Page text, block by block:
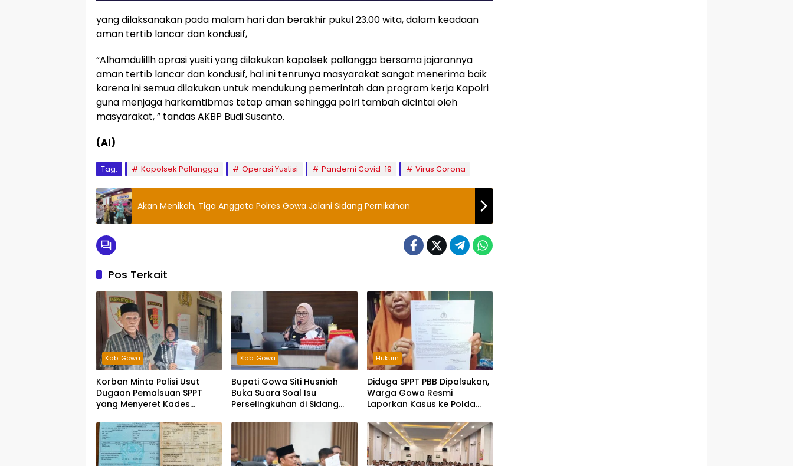
yang dilaksanakan pada malam hari dan berakhir pukul 23.00 wita, dalam keadaan
aman tertib lancar dan kondusif,
“Alhamdulillh oprasi yusiti yang dilakukan kapolsek pallangga bersama jajarannya
aman tertib lancar dan kondusif, hal ini tenrunya masyarakat sangat menerima baik
karena ini semua dilakukan untuk mendukung pemerintah dan program kerja Kapolri
guna menjaga harkamtibmas tetap aman sehingga polri tambah dicintai oleh
masyarakat, ” tandas AKBP Budi Susanto.
(Al)
Tag: Kapolsek Pallangga Operasi Yustisi Pandemi Covid-19 Virus Corona
Akan Menikah, Tiga Anggota Polres Gowa Jalani Sidang Pernikahan
Pos Terkait
Kab. Gowa
Korban Minta Polisi Usut
Dugaan Pemalsuan SPPT
yang Menyeret Kades
Kab. Gowa
Bupati Gowa Siti Husniah
Buka Suara Soal Isu
Perselingkuhan di Sidang
Jalur Hukum
Hukum
Diduga SPPT PBB Dipalsukan,
Warga Gowa Resmi
Laporkan Kasus ke Polda